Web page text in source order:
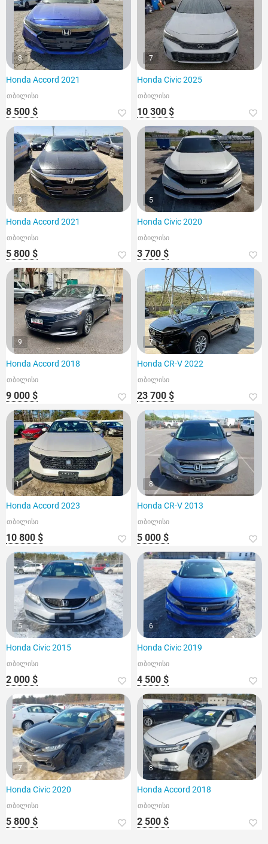
8
Honda Accord 2021
თბილისი
8 500 $
7
Honda Civic 2025
თბილისი
10 300 $
9
Honda Accord 2021
თბილისი
5 800 $
5
Honda Civic 2020
თბილისი
3 700 $
9
Honda Accord 2018
თბილისი
9 000 $
7
Honda CR-V 2022
თბილისი
23 700 $
11
Honda Accord 2023
თბილისი
10 800 $
8
Honda CR-V 2013
თბილისი
5 000 $
5
Honda Civic 2015
თბილისი
2 000 $
6
Honda Civic 2019
თბილისი
4 500 $
7
Honda Civic 2020
თბილისი
5 800 $
8
Honda Accord 2018
თბილისი
2 500 $